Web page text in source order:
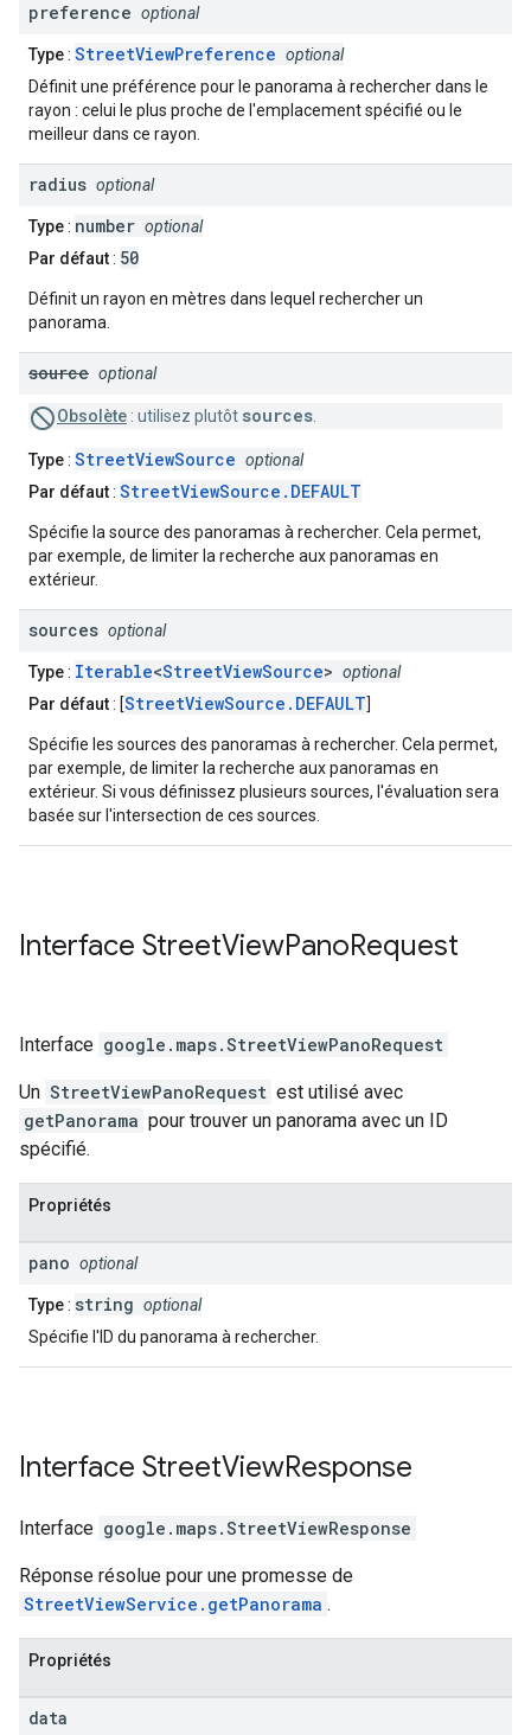
preference optional
Type: StreetViewPreference optional
Définit une préférence pour le panorama à rechercher dans le
rayon : celui le plus proche de l'emplacement spécifié ou le
meilleur dans ce rayon.
radius optional
Type: number optional
Par défaut: 50
Définit un rayon en mètres dans lequel rechercher un
panorama.
source optional
Obsolète : utilisez plutôt sources
Type: StreetViewSource optional
Par défaut: StreetViewSource.DEFAULT
Spécifie la source des panoramas à rechercher. Cela permet,
par exemple, de limiter la recherche aux panoramas en
extérieur.
sources optional
Type: Iterable<StreetViewSource> optional
Par défaut: [StreetViewSource.DEFAULT]
Spécifie les sources des panoramas à rechercher. Cela permet,
par exemple, de limiter la recherche aux panoramas en
extérieur. Si vous définissez plusieurs sources, l'évaluation sera
basée sur l'intersection de ces sources.
Interface StreetViewPanoRequest
Interface google.maps.StreetViewPanoRequest
Un StreetViewPanoRequest est utilisé avec
getPanorama pour trouver un panorama avec un ID
spécifié.
Propriétés
pano optional
Type: string optional
Spécifie l'ID du panorama à rechercher.
Interface StreetViewResponse
Interface google.maps.StreetViewResponse
Réponse résolue pour une promesse de
StreetViewService.getPanorama .
Propriétés
data